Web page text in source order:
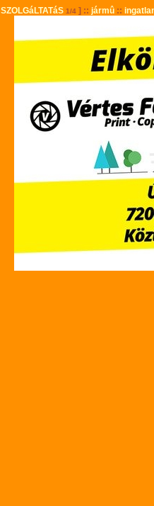
SZOLGáLTATáS 1/4] :: jármû::